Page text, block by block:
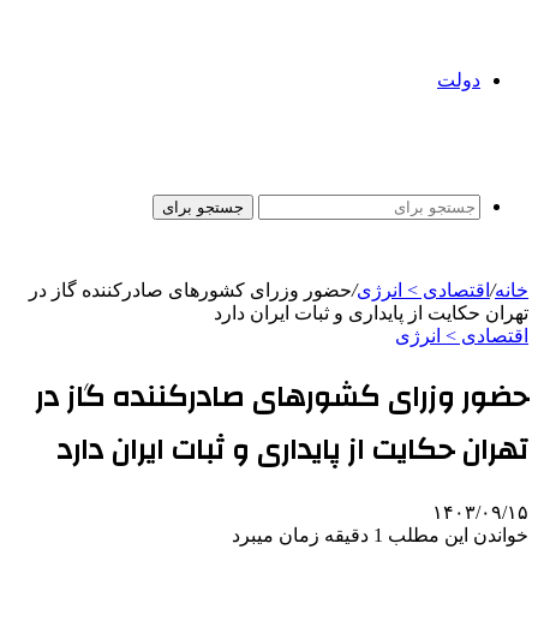
دولت
جستجو برای
خانه/ اقتصادی > انرژی/حضور وزرای کشورهای صادرکننده گاز در
تهران حکایت از پایداری و ثبات ایران دارد
اقتصادی > انرژی
حضور وزرای کشورهای صادرکننده گاز در
تهران حکایت از پایداری و ثبات ایران دارد
۱۴۰۳/۰۹/۱۵
خواندن این مطلب 1 دقیقه زمان میبرد